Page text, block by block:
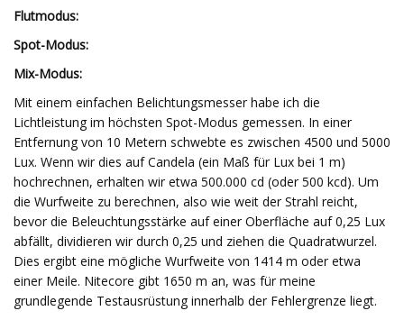
Flutmodus:
Spot-Modus:
Mix-Modus:
Mit einem einfachen Belichtungsmesser habe ich die
Lichtleistung im höchsten Spot-Modus gemessen. In einer
Entfernung von 10 Metern schwebte es zwischen 4500 und 5000
Lux. Wenn wir dies auf Candela (ein Maß für Lux bei 1 m)
hochrechnen, erhalten wir etwa 500.000 cd (oder 500 kcd). Um
die Wurfweite zu berechnen, also wie weit der Strahl reicht,
bevor die Beleuchtungsstärke auf einer Oberfläche auf 0,25 Lux
abfällt, dividieren wir durch 0,25 und ziehen die Quadratwurzel.
Dies ergibt eine mögliche Wurfweite von 1414 m oder etwa
einer Meile. Nitecore gibt 1650 m an, was für meine
grundlegende Testausrüstung innerhalb der Fehlergrenze liegt.